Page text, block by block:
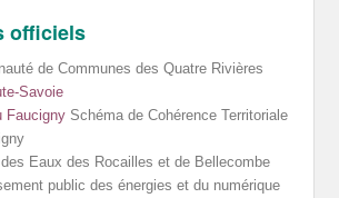
officiels
de Communes des Quatre Rivières
Savoie
Faucigny Schéma de Cohérence Territoriale
Eaux des Rocailles et de Bellecombe
public des énergies et du numérique